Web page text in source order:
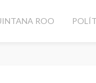
ROO